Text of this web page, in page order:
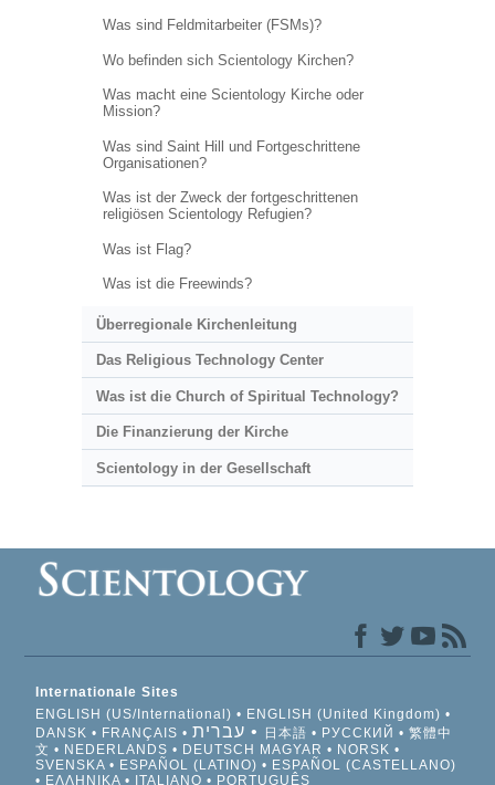
Was sind Feldmitarbeiter (FSMs)?
Wo befinden sich Scientology Kirchen?
Was macht eine Scientology Kirche oder
Mission?
Was sind Saint Hill und Fortgeschrittene
Organisationen?
Was ist der Zweck der fortgeschrittenen
religiösen Scientology Refugien?
Was ist Flag?
Was ist die Freewinds?
Überregionale Kirchenleitung
Das Religious Technology Center
Was ist die Church of Spiritual Technology?
Die Finanzierung der Kirche
Scientology in der Gesellschaft
Internationale Sites
ENGLISH (US/International)
ENGLISH (United Kingdom)
DANSK
FRANÇAIS עברית 日本語 РУССКИЙ
繁體中
文
NEDERLANDS DEUTSCH MAGYAR
NORSK
SVENSKA
ESPAÑOL (LATINO)
ESPAÑOL (CASTELLANO)
ΕΛΛΗΝΙΚA
ITALIANO PORTUGUÊS